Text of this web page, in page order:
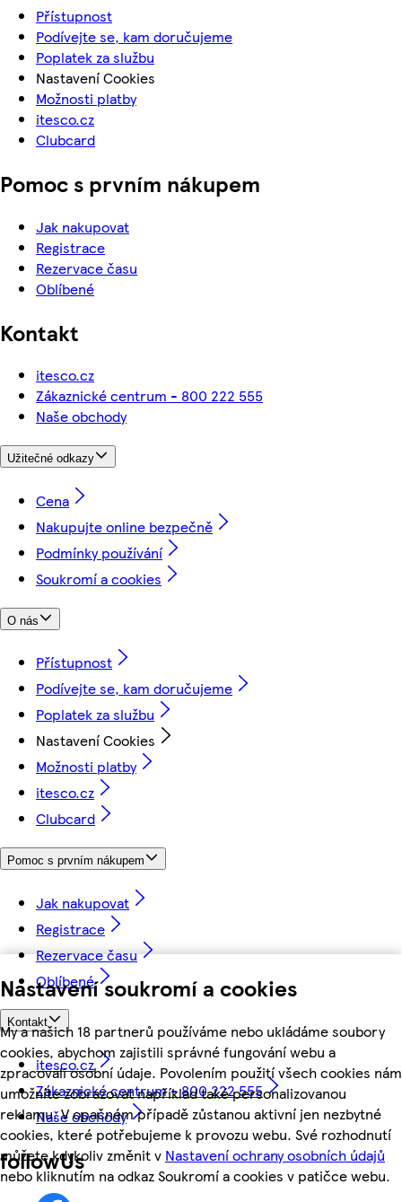
Nastavení soukromí a cookies
My a našich 18 partnerů používáme nebo ukládáme soubory
cookies, abychom zajistili správné fungování webu a
zpracovali osobní údaje. Povolením použití všech cookies nám
umožníte zobrazovat například také personalizovanou
reklamu. V opačném případě zůstanou aktivní jen nezbytné
cookies, které potřebujeme k provozu webu. Své rozhodnutí
můžete kdykoliv změnit v Nastavení ochrany osobních údajů
nebo kliknutím na odkaz Soukromí a cookies v patičce webu.
Přístupnost
Podívejte se, kam doručujeme
Poplatek za službu
Nastavení Cookies
Možnosti platby
itesco.cz
Clubcard
Pomoc s prvním nákupem
Jak nakupovat
Registrace
Rezervace času
Oblíbené
Kontakt
itesco.cz
Zákaznické centrum - 800 222 555
Naše obchody
Užitečné odkazy
Cena
Nakupujte online bezpečně
Podmínky používání
Soukromí a cookies
O nás
Přístupnost
Podívejte se, kam doručujeme
Poplatek za službu
Nastavení Cookies
Možnosti platby
itesco.cz
Clubcard
Pomoc s prvním nákupem
Jak nakupovat
Registrace
Rezervace času
Oblíbené
Kontakt
itesco.cz
Zákaznické centrum - 800 222 555
Naše obchody
followUs